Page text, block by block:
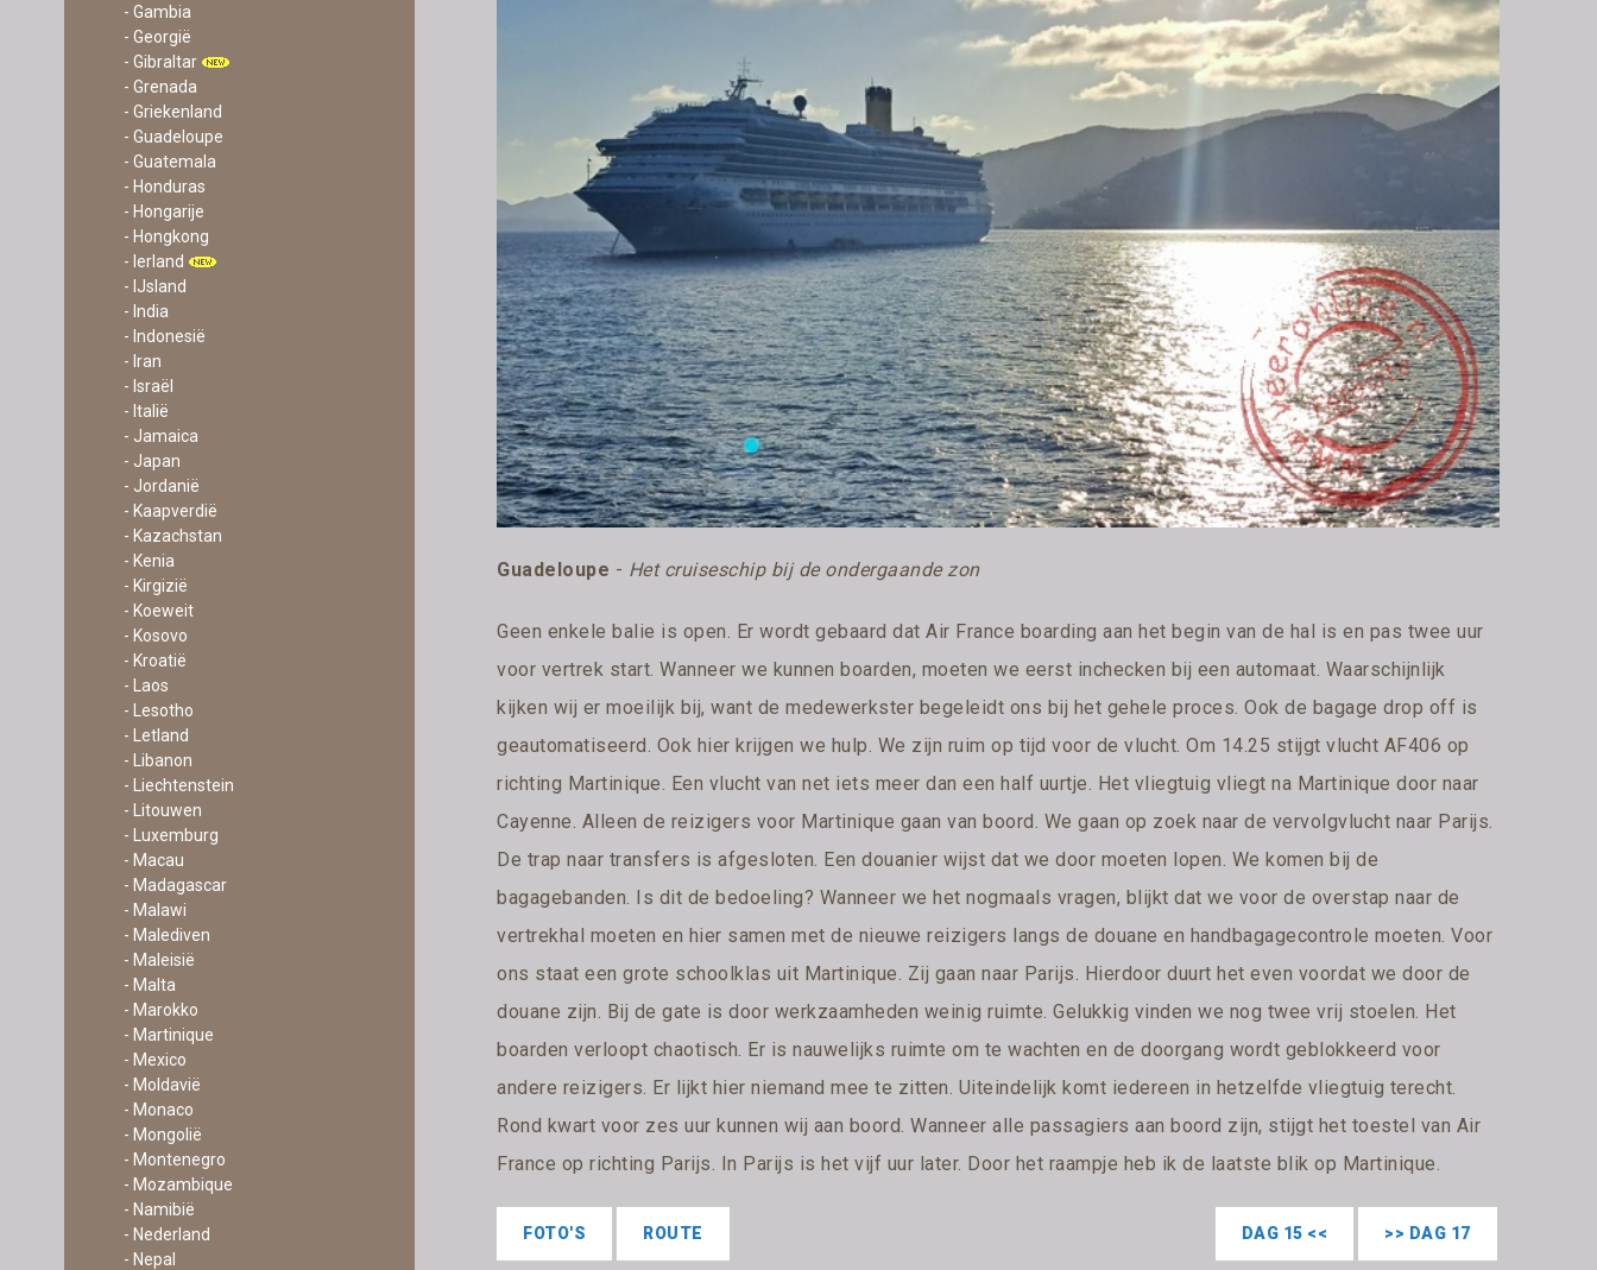
- Gambia
- Georgië
- Gibraltar
- Grenada
- Griekenland
- Guadeloupe
- Guatemala
- Honduras
- Hongarije
- Hongkong
- Ierland
- IJsland
- India
- Indonesië
- Iran
- Israël
- Italië
- Jamaica
- Japan
- Jordanië
- Kaapverdië
- Kazachstan
- Kenia
- Kirgizië
- Koeweit
- Kosovo
- Kroatië
- Laos
- Lesotho
- Letland
- Libanon
- Liechtenstein
- Litouwen
- Luxemburg
- Macau
- Madagascar
- Malawi
- Malediven
- Maleisië
- Malta
- Marokko
- Martinique
- Mexico
- Moldavië
- Monaco
- Mongolië
- Montenegro
- Mozambique
- Namibië
- Nederland
- Nepal
Guadeloupe - Het cruiseschip bij de ondergaande zon
Geen enkele balie is open. Er wordt gebaard dat Air France boarding aan het begin van de hal is en pas twee uur
voor vertrek start. Wanneer we kunnen boarden, moeten we eerst inchecken bij een automaat. Waarschijnlijk
kijken wij er moeilijk bij, want de medewerkster begeleidt ons bij het gehele proces. Ook de bagage drop off is
geautomatiseerd. Ook hier krijgen we hulp. We zijn ruim op tijd voor de vlucht. Om 14.25 stijgt vlucht AF406 op
richting Martinique. Een vlucht van net iets meer dan een half uurtje. Het vliegtuig vliegt na Martinique door naar
Cayenne. Alleen de reizigers voor Martinique gaan van boord. We gaan op zoek naar de vervolgvlucht naar Parijs.
De trap naar transfers is afgesloten. Een douanier wijst dat we door moeten lopen. We komen bij de
bagagebanden. Is dit de bedoeling? Wanneer we het nogmaals vragen, blijkt dat we voor de overstap naar de
vertrekhal moeten en hier samen met de nieuwe reizigers langs de douane en handbagagecontrole moeten. Voor
ons staat een grote schoolklas uit Martinique. Zij gaan naar Parijs. Hierdoor duurt het even voordat we door de
douane zijn. Bij de gate is door werkzaamheden weinig ruimte. Gelukkig vinden we nog twee vrij stoelen. Het
boarden verloopt chaotisch. Er is nauwelijks ruimte om te wachten en de doorgang wordt geblokkeerd voor
andere reizigers. Er lijkt hier niemand mee te zitten. Uiteindelijk komt iedereen in hetzelfde vliegtuig terecht.
Rond kwart voor zes uur kunnen wij aan boord. Wanneer alle passagiers aan boord zijn, stijgt het toestel van Air
France op richting Parijs. In Parijs is het vijf uur later. Door het raampje heb ik de laatste blik op Martinique.
>> DAG 17
DAG 15 <<
FOTO'S ROUTE